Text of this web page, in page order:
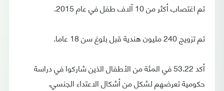
تم اغتصاب أكثر من 10 آلاف طفل في عام 2015.
تم تزويج 240 مليون هندية قبل بلوغ سن 18 عاما.
أكد 53.22 في المئة من الأطفال الذين شاركوا في دراسة
حكومية تعرضهم لشكل من أشكال الاعتداء الجنسي.